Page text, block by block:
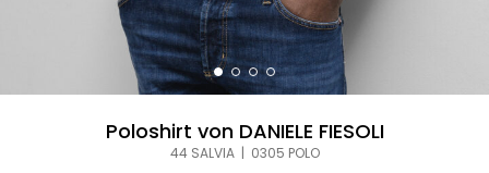
Poloshirt von DANIELE FIESOLI
44 SALVIA | 0305 POLO